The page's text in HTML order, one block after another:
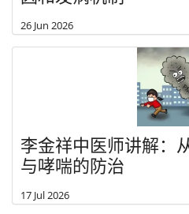
26 Jun 2026
李金祥中医师讲解：
与哮喘的防治
17 Jul 2026